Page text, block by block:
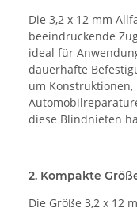
Die 3,2 x 12 mm
beeindruckende
ideal für
dauerhafte
um
diese Blindnieten
2. Kompakte
Die Größe 3,2 x 12